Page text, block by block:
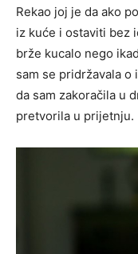
Rekao joj je da ako
iz kuće i ostaviti bez
brže kucalo nego
sam se pridržavala o
da sam zakoračila u
pretvorila u prijetnju.